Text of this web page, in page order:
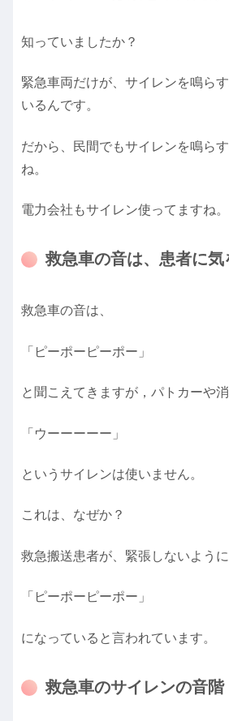
知っていましたか？
緊急車両だけが、サイレンを鳴ら
いるんです。
だから、民間でもサイレンを鳴ら
ね。
電力会社もサイレン使ってますね。
救急車の音は、患者に気
救急車の音は、
「ピーポーピーポー」
と聞こえてきますが，パトカーや
「ウーーーーー」
というサイレンは使いません。
これは、なぜか？
救急搬送患者が、緊張しないように
「ピーポーピーポー」
になっていると言われています。
救急車のサイレンの音階